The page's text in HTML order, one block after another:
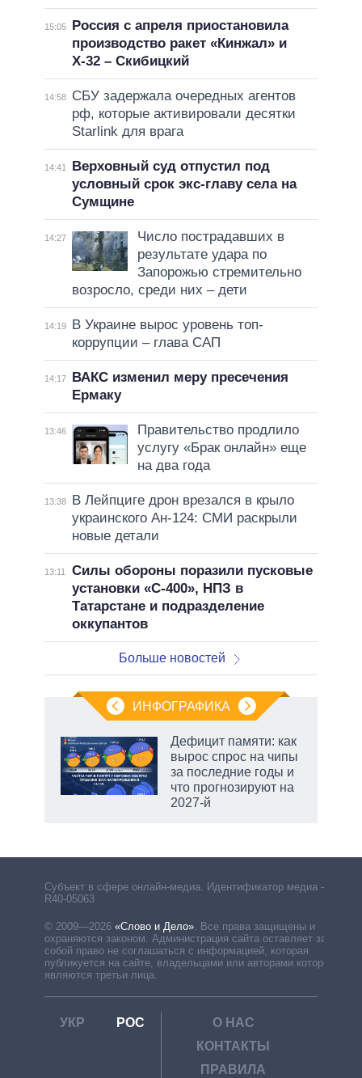
15:05
Россия с апреля приостановила
производство ракет «Кинжал» и
Х-32 – Скибицкий
14:58
СБУ задержала очередных агентов
рф, которые активировали десятки
Starlink для врага
14:41
Верховный суд отпустил под
условный срок экс-главу села на
Сумщине
14:27
Число пострадавших в
результате удара по
Запорожью стремительно
возросло, среди них – дети
14:19
В Украине вырос уровень топ-
коррупции – глава САП
14:17
ВАКС изменил меру пресечения
Ермаку
13:46
Правительство продлило
услугу «Брак онлайн» еще
на два года
13:38
В Лейпциге дрон врезался в крыло
украинского Ан-124: СМИ раскрыли
новые детали
13:11
Силы обороны поразили пусковые
установки «С-400», НПЗ в
Татарстане и подразделение
оккупантов
Больше новостей
ИНФОГРАФИКА
Дефицит памяти: как
вырос спрос на чипы
за последние годы и
что прогнозируют на
2027-й
Субъект в сфере онлайн-медиа. Идентификатор медиа –
R40-05063
© 2009—2026 «Слово и Дело». Все права защищены и
охраняются законом. Администрация сайта оставляет за
собой право не соглашаться с информацией, которая
публикуется на сайте, владельцами или авторами которой
являются третьи лица.
УКР РОС
О НАС
КОНТАКТЫ
ПРАВИЛА